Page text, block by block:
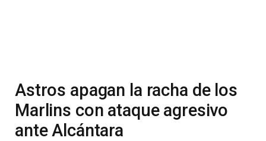
Astros apagan la racha de los
Marlins con ataque agresivo
ante Alcántara